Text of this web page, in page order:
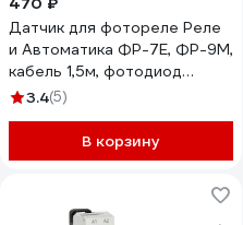
Датчик для фотореле Реле
и Автоматика ФР-7Е, ФР-9М,
кабель 1,5м, фотодиод
A8222-34125476
3.4(5)
В корзину